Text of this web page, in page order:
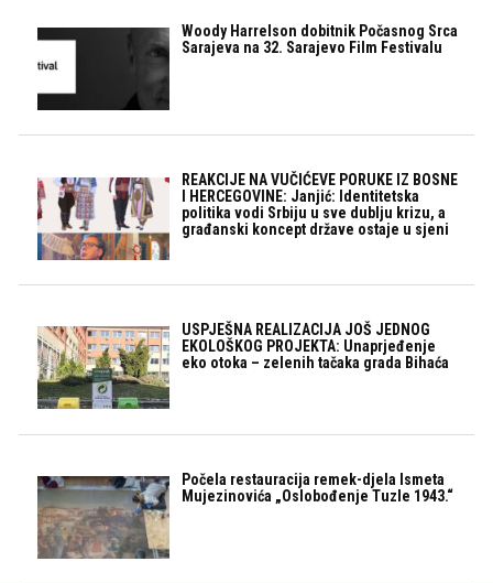
Woody Harrelson dobitnik Počasnog Srca
Sarajeva na 32. Sarajevo Film Festivalu
REAKCIJE NA VUČIĆEVE PORUKE IZ BOSNE
I HERCEGOVINE: Janjić: Identitetska
politika vodi Srbiju u sve dublju krizu, a
građanski koncept države ostaje u sjeni
USPJEŠNA REALIZACIJA JOŠ JEDNOG
EKOLOŠKOG PROJEKTA: Unaprjeđenje
eko otoka – zelenih tačaka grada Bihaća
Počela restauracija remek-djela Ismeta
Mujezinovića „Oslobođenje Tuzle 1943.“